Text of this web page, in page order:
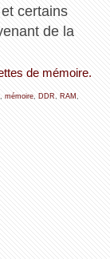
certains
de la
de mémoire.
, mémoire, DDR RAM